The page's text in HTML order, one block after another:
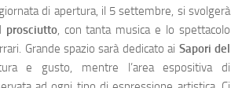
di apertura, il 5 settembre, si svolgerà
prosciutto, con tanta musica e lo spettacolo
Grande spazio sarà dedicato ai Sapori del
e gusto, mentre l’area espositiva di